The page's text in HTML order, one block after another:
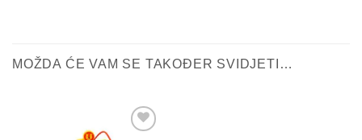
MOŽDA ĆE VAM SE TAKOĐER SVIDJETI…